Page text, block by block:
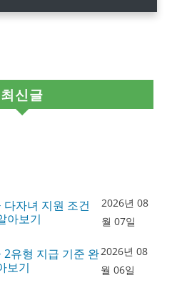
최신글
다자녀 지원 조건
아보기
2026년 08
월 07일
2유형 지급 기준 완
보기
2026년 08
월 06일